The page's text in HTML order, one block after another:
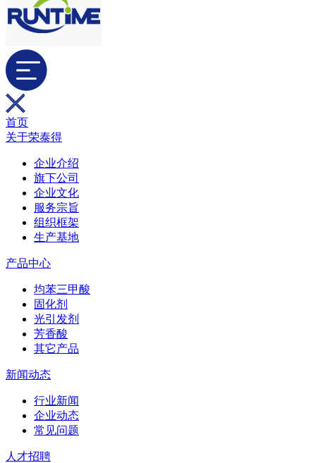
首页
关于荣泰得
企业介绍
旗下公司
企业文化
服务宗旨
组织框架
生产基地
产品中心
均苯三甲酸
固化剂
光引发剂
芳香酸
其它产品
新闻动态
行业新闻
企业动态
常见问题
人才招聘